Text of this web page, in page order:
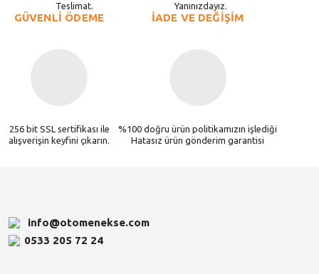
Teslimat.
Yanınızdayız.
GÜVENLİ ÖDEME
256 bit SSL sertifikası ile
alışverişin keyfini çıkarın.
İADE VE DEĞİŞİM
%100 doğru ürün politikamızın işlediği
Hatasız ürün gönderim garantisi
info@otomenekse.com
0533 205 72 24